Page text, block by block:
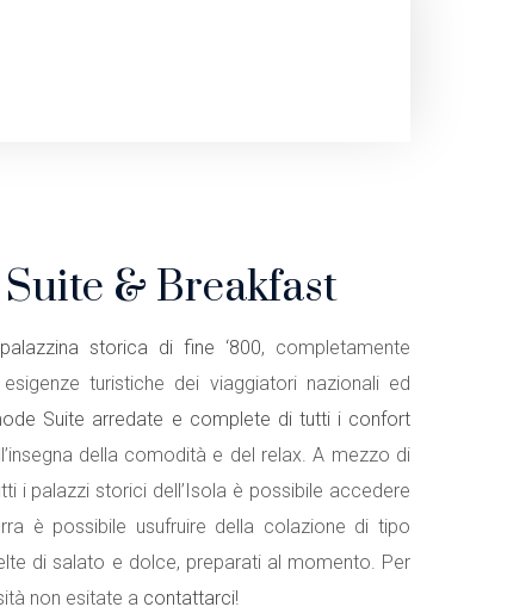
& Breakfast
storica di fine ‘800, completamente
turistiche dei viaggiatori nazionali ed
Suite arredate e complete di tutti i confort
della comodità e del relax. A mezzo di
i palazzi storici dell’Isola è possibile accedere
è possibile usufruire della colazione di tipo
di salato e dolce, preparati al momento. Per
non esitate a contattarci!